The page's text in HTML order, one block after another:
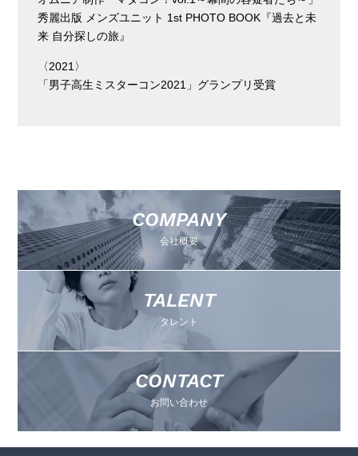
秀麗出版 メンズユニット 1st PHOTO BOOK『過去と未
来 自分探しの旅』
〈2021〉
「男⼦⾼⽣ミスターコン2021」グランプリ受賞
COMPANY
会社概要
TALENT
タレント
CONTACT
お問い合わせ